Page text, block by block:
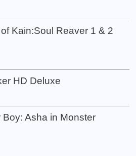
Kain:Soul Reaver 1 & 2
HD Deluxe
Asha in Monster